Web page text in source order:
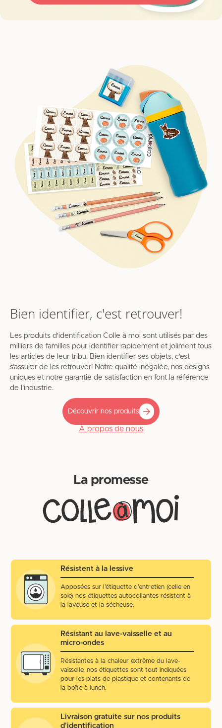
Bien identifier, c'est retrouver!
Les produits d'identification Colle à moi sont utilisés par des
milliers de familles pour identifier rapidement et joliment tous
les articles de leur tribu. Bien identifier ses objets, c'est
s'assurer de les retrouver! Notre qualité inégalée, nos designs
uniques et notre garantie de satisfaction en font la référence
de l'industrie.
Découvrir nos produits
À propos de nous
La promesse
Résistent à la lessive
Apposées sur l’étiquette d’entretien (celle en
soie) nos étiquettes autocollantes résistent à
la laveuse et la sécheuse.
Résistant au lave-vaisselle et au
micro-ondes
Résistantes à la chaleur extrême du lave-
vaisselle, nos étiquettes sont tout indiquées
pour les plats de plastique et contenants de
la boîte à lunch.
Livraison gratuite sur nos produits
d'identification